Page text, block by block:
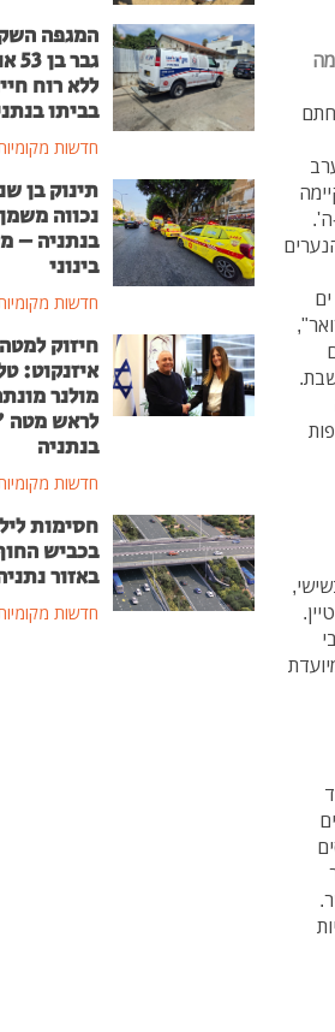
ד'-ה'.
המגפה
גבר
ללא רוח
בביתו
חדשות
תינוק בן
נכווה
בנתניה –
בינוני
חדשות
חיזוק למטה
איזנקוט:
מולנר
לראש
בנתניה
חדשות
חסימות
בכביש
באזור
חדשות